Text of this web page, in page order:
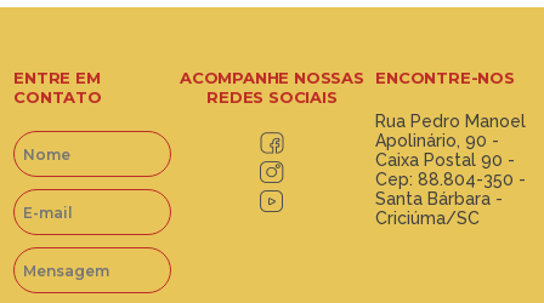
ENTRE EM
CONTATO
ACOMPANHE NOSSAS
REDES SOCIAIS
ENCONTRE-NOS
Rua Pedro Manoel
Apolinário, 90 -
Caixa Postal 90 -
Cep: 88.804-350 -
Santa Bárbara -
Criciúma/SC